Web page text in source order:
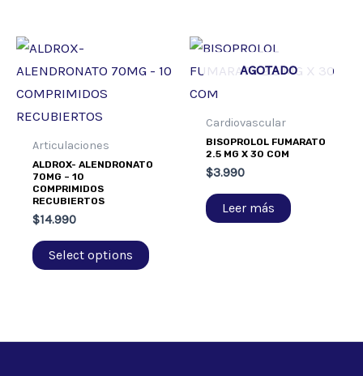
Articulaciones
ALDROX- ALENDRONATO
70MG – 10
COMPRIMIDOS
RECUBIERTOS
$14.990
Select options
AGOTADO
Cardiovascular
BISOPROLOL FUMARATO
2.5 MG X 30 COM
$3.990
Leer más